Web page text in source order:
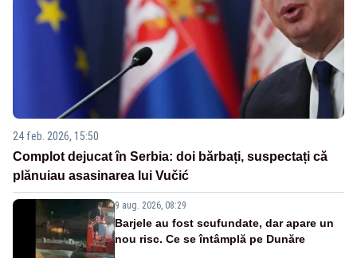
24 feb. 2026, 15:50
Complot dejucat în Serbia: doi bărbați, suspectați că
plănuiau asasinarea lui Vučić
9 aug. 2026, 08:29
Barjele au fost scufundate, dar apare un
nou risc. Ce se întâmplă pe Dunăre